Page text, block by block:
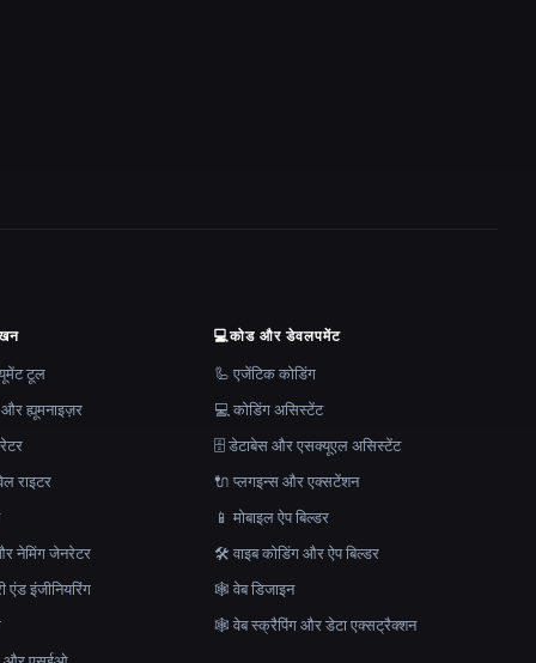
टूल
ह्यूमनाइज़र
राइटर
नेमिंग जेनरेटर
एंड इंजीनियरिंग
💻कोड और डेवलपमेंट
🦾 एजेंटिक कोडिंग
💻 कोडिंग असिस्टेंट
🗄️ डेटाबेस और एसक्यूएल असिस्टेंट
🔌 प्लगइन्स और एक्सटेंशन
📱 मोबाइल ऐप बिल्डर
🛠️ वाइब कोडिंग और ऐप बिल्डर
🕸 वेब डिजाइन
🕸️ वेब स्क्रैपिंग और डेटा एक्सट्रैक्शन